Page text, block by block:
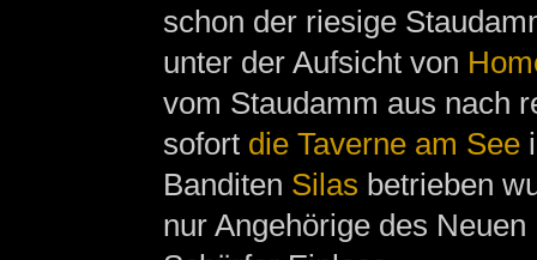
schon der riesige
unter der Aufsicht von
vom Staudamm aus nach
sofort die Taverne am See
Banditen Silas betrieben
nur Angehörige des